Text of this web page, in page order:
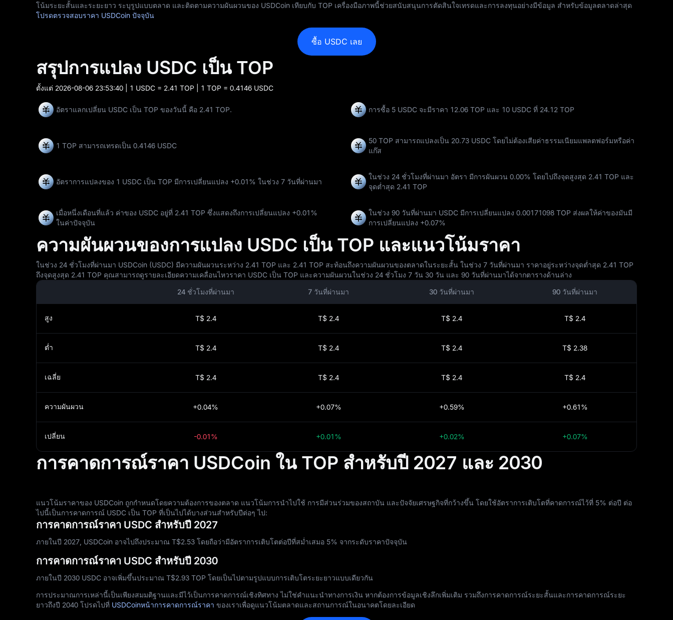
โน้มระยะสั้นและระยะยาว ระบุรูปแบบตลาด และติดตามความผันผวนของ USDCoin เทียบกับ TOP เครื่องมือภาพนี้ช่วยสนับสนุนการตัดสินใจเทรดและการลงทุนอย่างมีข้อมูล สำหรับข้อมูลตลาดล่าสุด
โปรดตรวจสอบราคา USDCoin ปัจจุบัน
ซื้อ USDC เลย
สรุปการแปลง USDC เป็น TOP
ตั้งแต่ 2026-08-06 23:53:40 | 1 USDC = 2.41 TOP | 1 TOP = 0.4146 USDC
อัตราแลกเปลี่ยน USDC เป็น TOP ของวันนี้ คือ 2.41 TOP. การซื้อ 5 USDC จะมีราคา 12.06 TOP และ 10 USDC ที่ 24.12 TOP
1 TOP สามารถเทรดเป็น 0.4146 USDC
50 TOP สามารถแปลงเป็น 20.73 USDC โดยไม่ต้องเสียค่าธรรมเนียมแพลตฟอร์มหรือค่า
แก๊ส
อัตราการแปลงของ 1 USDC เป็น TOP มีการเปลี่ยนแปลง +0.01% ในช่วง 7 วันที่ผ่านมา
ในช่วง 24 ชั่วโมงที่ผ่านมา อัตรา มีการผันผวน 0.00% โดยไปถึงจุดสูงสุด 2.41 TOP และ
จุดต่ำสุด 2.41 TOP
เมื่อหนึ่งเดือนที่แล้ว ค่าของ USDC อยู่ที่ 2.41 TOP ซึ่งแสดงถึงการเปลี่ยนแปลง +0.01%
ในค่าปัจจุบัน
ในช่วง 90 วันที่ผ่านมา USDC มีการเปลี่ยนแปลง 0.00171098 TOP ส่งผลให้ค่าของมันมี
การเปลี่ยนแปลง +0.07%
ความผันผวนของการแปลง USDC เป็น TOP และแนวโน้มราคา
ในช่วง 24 ชั่วโมงที่ผ่านมา USDCoin (USDC) มีความผันผวนระหว่าง 2.41 TOP และ 2.41 TOP สะท้อนถึงความผันผวนของตลาดในระยะสั้น ในช่วง 7 วันที่ผ่านมา ราคาอยู่ระหว่างจุดต่ำสุด 2.41 TOP
ถึงจุดสูงสุด 2.41 TOP คุณสามารถดูรายละเอียดความเคลื่อนไหวราคา USDC เป็น TOP และความผันผวนในช่วง 24 ชั่วโมง 7 วัน 30 วัน และ 90 วันที่ผ่านมาได้จากตารางด้านล่าง
24 ชั่วโมงที่ผ่านมา
7 วันที่ผ่านมา 30 วันที่ผ่านมา 90 วันที่ผ่านมา
สูง T$ 2.4 T$ 2.4 T$ 2.4 T$ 2.4
ต่ำ T$ 2.4 T$ 2.4 T$ 2.4 T$ 2.38
เฉลี่ย T$ 2.4 T$ 2.4 T$ 2.4 T$ 2.4
ความผันผวน +0.04% +0.07% +0.59% +0.61%
เปลี่ยน -0.01% +0.01% +0.02% +0.07%
การคาดการณ์ราคา USDCoin ใน TOP สำหรับปี 2027 และ 2030
แนวโน้มราคาของ USDCoin ถูกกำหนดโดยความต้องการของตลาด แนวโน้มการนำไปใช้ การมีส่วนร่วมของสถาบัน และปัจจัยเศรษฐกิจที่กว้างขึ้น โดยใช้อัตราการเติบโตที่คาดการณ์ไว้ที่ 5% ต่อปี ต่อ
ไปนี้เป็นการคาดการณ์ USDC เป็น TOP ที่เป็นไปได้บางส่วนสำหรับปีต่อๆ ไป:
การคาดการณ์ราคา USDC สำหรับปี 2027
ภายในปี 2027, USDCoin อาจไปถึงประมาณ T$‎2.53 โดยถือว่ามีอัตราการเติบโตต่อปีที่สม่ำเสมอ 5% จากระดับราคาปัจจุบัน
การคาดการณ์ราคา USDC สำหรับปี 2030
ภายในปี 2030 USDC อาจเพิ่มขึ้นประมาณ T$‎2.93 TOP โดยเป็นไปตามรูปแบบการเติบโตระยะยาวแบบเดียวกัน
การประมาณการเหล่านี้เป็นเพียงสมมติฐานและมีไว้เป็นการคาดการณ์เชิงทิศทาง ไม่ใช่คำแนะนำทางการเงิน หากต้องการข้อมูลเชิงลึกเพิ่มเติม รวมถึงการคาดการณ์ระยะสั้นและการคาดการณ์ระยะ
ยาวถึงปี 2040 โปรดไปที่ USDCoinหน้าการคาดการณ์ราคา ของเราเพื่อดูแนวโน้มตลาดและสถานการณ์ในอนาคตโดยละเอียด